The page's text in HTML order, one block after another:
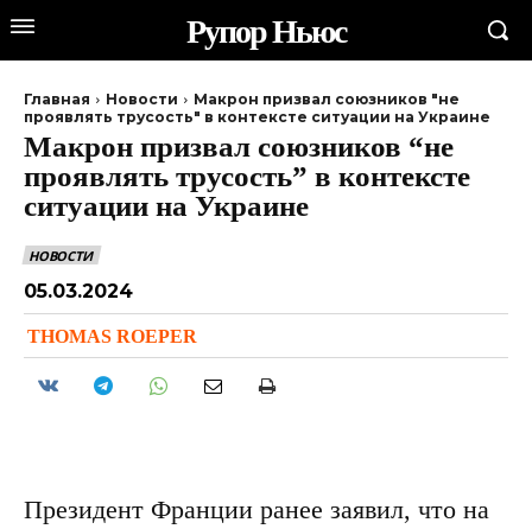
Рупор Ньюс
Главная Новости
Макрон призвал союзников "не
проявлять трусость" в контексте ситуации на Украине
Макрон призвал союзников “не
проявлять трусость” в контексте
ситуации на Украине
НОВОСТИ
05.03.2024
THOMAS ROEPER
Президент Франции ранее заявил, что на